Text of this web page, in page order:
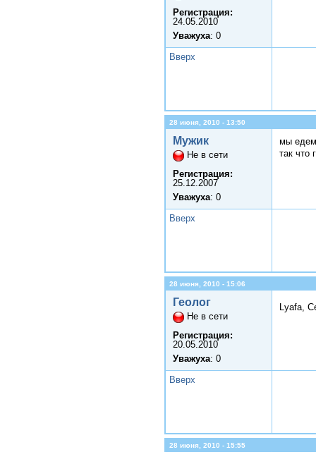
Регистрация:
24.05.2010
Уважуха: 0
Вверх
28 июня, 2010 - 13:50
Мужик
Не в сети
Регистрация:
25.12.2007
Уважуха: 0
мы едем
так что
Вверх
28 июня, 2010 - 15:06
Геолог
Не в сети
Регистрация:
20.05.2010
Уважуха: 0
Lyafa,
Вверх
28 июня, 2010 - 15:55